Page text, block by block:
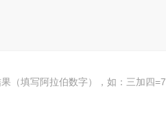
（填写阿拉伯数字），如：三加四=7